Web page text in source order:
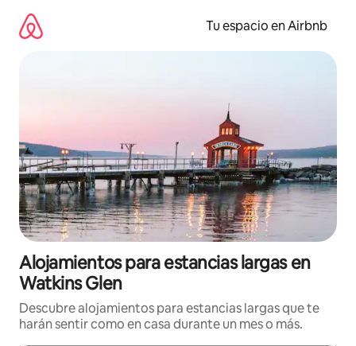
contenido
Tu espacio en Airbnb
Alojamientos para estancias largas en
Watkins Glen
Descubre alojamientos para estancias largas que te
harán sentir como en casa durante un mes o más.